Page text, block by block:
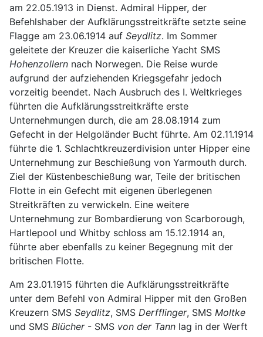
am 22.05.1913 in Dienst. Admiral Hipper, der
Befehlshaber der Aufklärungsstreitkräfte setzte seine
Flagge am 23.06.1914 auf Seydlitz. Im Sommer
geleitete der Kreuzer die kaiserliche Yacht SMS
Hohenzollern nach Norwegen. Die Reise wurde
aufgrund der aufziehenden Kriegsgefahr jedoch
vorzeitig beendet. Nach Ausbruch des I. Weltkrieges
führten die Aufklärungsstreitkräfte erste
Unternehmungen durch, die am 28.08.1914 zum
Gefecht in der Helgoländer Bucht führte. Am 02.11.1914
führte die 1. Schlachtkreuzerdivision unter Hipper eine
Unternehmung zur Beschießung von Yarmouth durch.
Ziel der Küstenbeschießung war, Teile der britischen
Flotte in ein Gefecht mit eigenen überlegenen
Streitkräften zu verwickeln. Eine weitere
Unternehmung zur Bombardierung von Scarborough,
Hartlepool und Whitby schloss am 15.12.1914 an,
führte aber ebenfalls zu keiner Begegnung mit der
britischen Flotte.
Am 23.01.1915 führten die Aufklärungsstreitkräfte
unter dem Befehl von Admiral Hipper mit den Großen
Kreuzern SMS Seydlitz, SMS Derfflinger, SMS Moltke
und SMS Blücher- SMS von der Tann lag in der Werft